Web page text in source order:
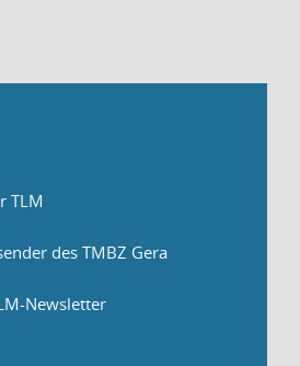
TLM
des TMBZ Gera
Newsletter